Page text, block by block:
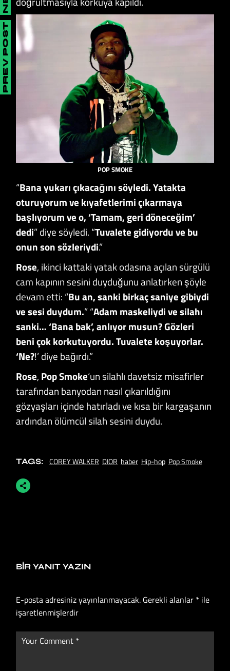
POP SMOKE
“Bana yukarı çıkacağını söyledi. Yatakta
oturuyorum ve kıyafetlerimi çıkarmaya
başlıyorum ve o, ‘Tamam, geri döneceğim’
dedi” diye söyledi. “Tuvalete gidiyordu ve bu
onun son sözleriydi.”
Rose, ikinci kattaki yatak odasına açılan sürgülü
cam kapının sesini duyduğunu anlatırken şöyle
devam etti: “Bu an, sanki birkaç saniye gibiydi
ve sesi duydum.” “Adam maskeliydi ve silahı
sanki… ‘Bana bak’, anlıyor musun? Gözleri
beni çok korkutuyordu. Tuvalete koşuyorlar.
‘Ne?!’ diye bağırdı.”
Rose, Pop Smoke‘un silahlı davetsiz misafirler
tarafından banyodan nasıl çıkarıldığını
gözyaşları içinde hatırladı ve kısa bir kargaşanın
ardından ölümcül silah sesini duydu.
TAGS: COREY WALKER DIOR haber Hip-hop Pop Smoke
PREV POST
BIR YANIT YAZIN
E-posta adresiniz yayınlanmayacak. Gerekli alanlar * ile
işaretlenmişlerdir